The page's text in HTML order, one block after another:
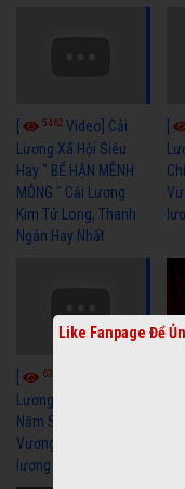
5462 Video] Cải
Lương Xã Hội Siêu
Hay " BỂ HẬN MÊNH
MÔNG " Cải Lương
Kim Tử Long, Thanh
Ngân Hay Nhất
6327
Lương Xưa : Rồi 30
Năm Sau - Minh
Vương Lệ Thủy | cải
lương xã hội hay nhất
Like Fanpage Để